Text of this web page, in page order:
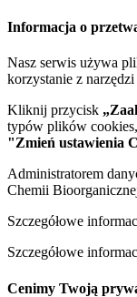
Informacja o
Nasz serwis używa
korzystanie z
Kliknij przycisk
typów plików
"Zmień ustawienia
Administratorem
Chemii
Szczegółowe
Szczegółowe
Cenimy Twoją